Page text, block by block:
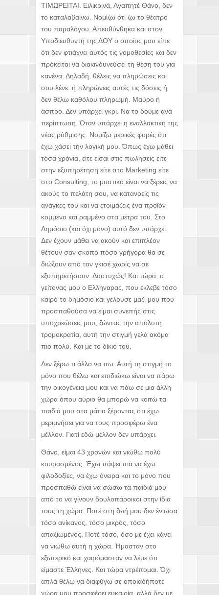
ΤΙΜΩΡΕΙΤΑΙ. Ειλικρινά, Αγαπητέ Θάνο, δεν
το καταλαβαίνω. Νομίζω ότι ζω το θέατρο
του παραλόγου. Απευθύνθηκα και στον
Υποδιευθυντή της ΔΟΥ ο οποίος μου είπε
ότι δεν φτιάχνει αυτός τις νομοθεσίες και δεν
πρόκειται να διακινδυνεύσει τη θέση του για
κανένα. Δηλαδή, θέλεις να πληρώσεις και
σου λένε: ή πληρώνεις αυτές τις δόσεις ή
δεν θέλω καθόλου πληρωμή. Μαύρο ή
άσπρο. Δεν υπάρχει γκρι. Να το δούμε ανά
περίπτωση. Όταν υπάρχει η εναλλακτική της
νέας ρύθμισης. Νομίζω μερικές φορές ότι
έχω χάσει την λογική μου. Όπως έχω μάθει
τόσα χρόνια, είτε είσαι στις πωλησεις είτε
στην εξυπηρέτηση είτε στο Marketing είτε
στο Consulting, το μυστικό είναι να ξέρεις να
ακούς το πελάτη σου, να κατανοείς τις
ανάγκες του και να ετοιμάζεις ένα προϊόν
κομμένο και ραμμένο στα μέτρα του. Στο
Δημόσιο (και όχι μόνο) αυτό δεν υπάρχει.
Δεν έχουν μάθει να ακούν και επιπλέον
θέτουν σαν σκοπό πόσο γρήγορα θα σε
διώξουν από τον γκισέ χωρίς να σε
εξυπηρετήσουν. Δυστυχώς! Και τώρα, ο
γείτονας μου ο Ελληναρας, που έκλεβε τόσο
καιρό το δημόσιο και γελούσε μαζί μου που
προσπαθούσα να είμαι συνεπής στις
υποχρεώσεις μου, ζώντας την απόλυτη
τρομοκρατία, αυτή την στιγμή γελά ακόμα
πιο πολύ. Και με το δίκιο του.
Δεν ξέρω τι άλλο να πω. Αυτή τη στιγμή το
μόνο που θέλω και επιδιώκω είναι να πάρω
την οικογένεια μου και να πάω σε μια άλλη
χώρα όπου αύριο θα μπορώ να κοιτώ τα
παιδιά μου στα μάτια ξέροντας ότι έχω
μεριμνήσει για να τους προσφέρω ένα
μέλλον. Γιατί εδώ μέλλον δεν υπάρχει.
Θάνο, είμαι 43 χρονών και νιώθω πολύ
κουρασμένος. Έχω πάψει πια να έχω
φιλοδοξίες, να έχω όνειρα και το μόνο που
προσπαθώ είναι να σώσω τα παιδιά μου
από το να γίνουν δουλοπάροικοι στην ίδια
τους τη χώρα. Ποτέ στη ζωή μου δεν ένιωσα
τόσο ανίκανος, τόσο μικρός, τόσο
απαξιωμένος. Ποτέ τόσο, όσο με έχει κάνει
να νιώθω αυτή η χώρα. Ήμασταν στο
εξωτερικό και χαιρόμασταν να λέμε ότι
είμαστε Έλληνες. Και τώρα ντρέπομαι. Όχι
απλά θέλω να διαφύγω σε οποιαδήποτε
χώρα μου προσφέρει ευκαιρία, αλλά δεν με